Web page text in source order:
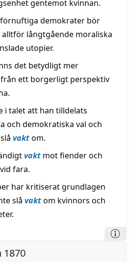
gentemot kvinnan.
demokrater bör
långtgående moraliska
utopier.
det betydligt mer
ett borgerligt perspektiv
i talet att han tilldelats
och demokratiska val och
vaktom.
vakt mot fiender och
fara.
har kritiserat grundlagen
slå vaktom kvinnors och